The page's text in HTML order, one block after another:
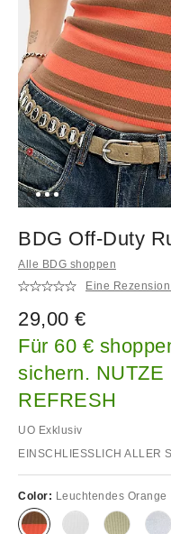
BDG Off-Duty
Alle BDG shoppen
Eine
29,00 €
Für 60 €
sichern. NUTZE
REFRESH
UO Exklusiv
EINSCHLIESSLICH ALLER
Color: Leuchtendes Orange